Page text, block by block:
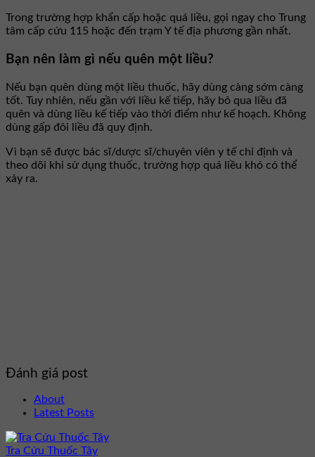
Trong trường hợp khẩn cấp hoặc quá liều, gọi ngay cho Trung
tâm cấp cứu 115 hoặc đến trạm Y tế địa phương gần nhất.
Bạn nên làm gì nếu quên một liều?
Nếu bạn quên dùng một liều thuốc, hãy dùng càng sớm càng
tốt. Tuy nhiên, nếu gần với liều kế tiếp, hãy bỏ qua liều đã
quên và dùng liều kế tiếp vào thời điểm như kế hoạch. Không
dùng gấp đôi liều đã quy định.
Vì bạn sẽ được bác sĩ/dược sĩ/chuyên viên y tế chỉ định và
theo dõi khi sử dụng thuốc, trường hợp quá liều khó có thể
xảy ra.
Đánh giá post
About
Latest Posts
Tra Cứu Thuốc Tây